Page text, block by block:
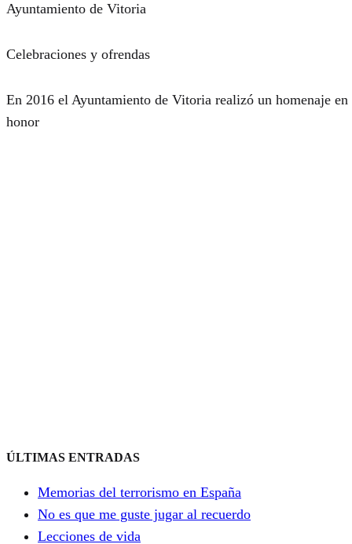
Ayuntamiento de Vitoria
Celebraciones y ofrendas
En 2016 el Ayuntamiento de Vitoria realizó un homenaje en
honor
ÚLTIMAS ENTRADAS
Memorias del terrorismo en España
No es que me guste jugar al recuerdo
Lecciones de vida